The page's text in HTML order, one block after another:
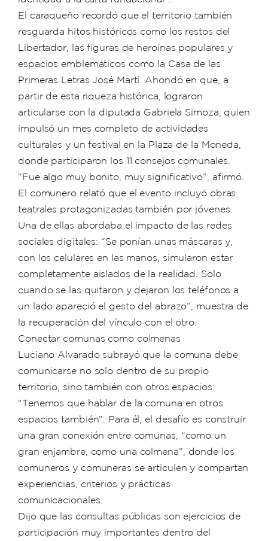
El caraqueño recordó que el territorio también
resguarda hitos históricos como los restos del
Libertador, las figuras de heroínas populares y
espacios emblemáticos como la Casa de las
Primeras Letras José Martí. Ahondó en que, a
partir de esta riqueza histórica, lograron
articularse con la diputada Gabriela Simoza, quien
impulsó un mes completo de actividades
culturales y un festival en la Plaza de la Moneda,
donde participaron los 11 consejos comunales.
“Fue algo muy bonito, muy significativo”, afirmó.
El comunero relató que el evento incluyó obras
teatrales protagonizadas también por jóvenes.
Una de ellas abordaba el impacto de las redes
sociales digitales: “Se ponían unas máscaras y,
con los celulares en las manos, simularon estar
completamente aislados de la realidad. Solo
cuando se las quitaron y dejaron los teléfonos a
un lado apareció el gesto del abrazo”, muestra de
la recuperación del vínculo con el otro.
Conectar comunas como colmenas
Luciano Alvarado subrayó que la comuna debe
comunicarse no solo dentro de su propio
territorio, sino también con otros espacios:
“Tenemos que hablar de la comuna en otros
espacios también”. Para él, el desafío es construir
una gran conexión entre comunas, “como un
gran enjambre, como una colmena”, donde los
comuneros y comuneras se articulen y compartan
experiencias, criterios y prácticas
comunicacionales.
Dijo que las consultas públicas son ejercicios de
participación muy importantes dentro del